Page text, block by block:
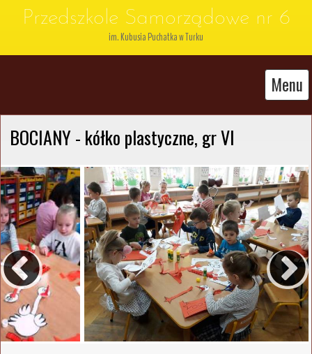
Przedszkole Samorządowe nr 6
im. Kubusia Puchatka w Turku
Menu
BOCIANY - kółko plastyczne, gr VI